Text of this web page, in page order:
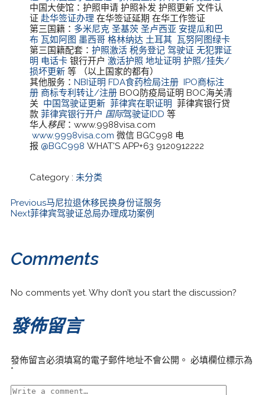
中国大使馆：护照申请 护照补发 护照更新 文件认
证赴华签证办理 在华签证延期 在华工作签证
第三国籍： 多米尼克 圣基茨 圣卢西亚 安提瓜和巴
布 瓦如阿图 墨西哥格林纳达 土耳其 瓦努阿图绿卡
第三国籍配套：护照激活 税务登记 驾驶证 无犯罪证
明 电话卡 银行开户激活护照 地址证明 护照/挂失/
损坏更新 等 （以上国家的都有）
其他服务：NBI证明 FDA食药检局注册 IPO商标注
册 商标专利转让/注册 BOQ防疫局证明 BOC海关清
关 中国驾驶证更新 菲律宾在职证明 菲律宾银行贷
款菲律宾银行开户 国际驾驶证IDD 等
华人移民：www.9988visa.com
www.9998visa.com 微信 BGC998 电
报 @BGC998 WHAT'S APP+63 9120912222
Category : 未分类
Previous马尼拉退休移民换身份证服务
Next菲律宾驾驶证总局办理成功案例
Comments
No comments yet. Why don’t you start the discussion?
發佈留言
發佈留言必須填寫的電子郵件地址不會公開。 必填欄位標示為
*